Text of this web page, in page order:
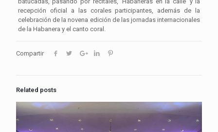
recepción oficial a las corales participantes, además de la
celebración de la novena edición de las jornadas internacionales
de la Habanera y el canto coral.
Compartir
Related posts